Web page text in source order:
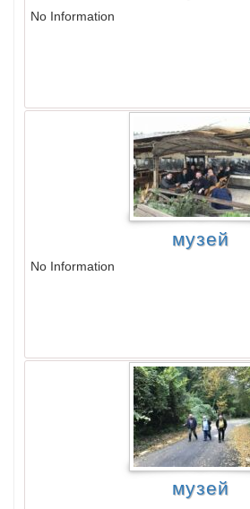
No Information
музей
No Information
музей